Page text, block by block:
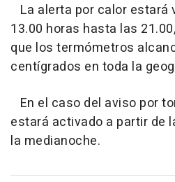
La alerta por calor estará
13.00 horas hasta las
que los termómetros
centígrados en toda la
En el caso del aviso por
estará activado a partir de
la medianoche.